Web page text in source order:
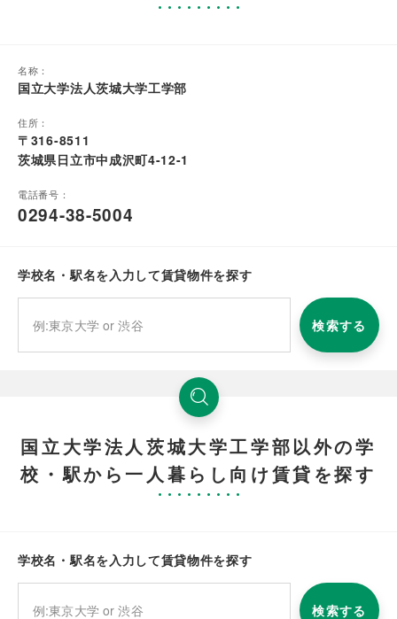
名称：
国立大学法人茨城大学工学部
住所：
〒316-8511
茨城県日立市中成沢町4-12-1
電話番号：
0294-38-5004
学校名・駅名を入力して賃貸物件を探す
検索する
国立大学法人茨城大学工学部以外の学
校・駅から一人暮らし向け賃貸を探す
学校名・駅名を入力して賃貸物件を探す
検索する